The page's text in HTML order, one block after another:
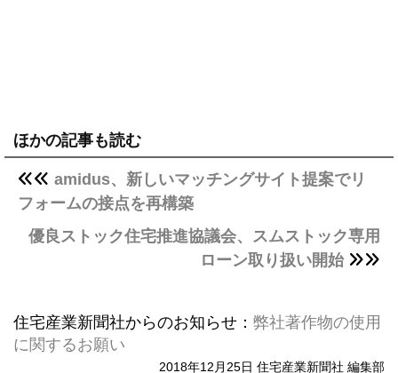
ほかの記事も読む
amidus、新しいマッチングサイト提案でリ
フォームの接点を再構築
優良ストック住宅推進協議会、スムストック専用
ローン取り扱い開始
住宅産業新聞社からのお知らせ： 弊社著作物の使用
に関するお願い
2018年12月25日 住宅産業新聞社 編集部